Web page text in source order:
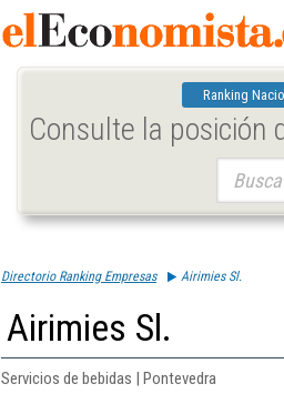
Ranking
Consulte la posición
Directorio Ranking Empresas Airimies Sl.
Airimies Sl.
Servicios de bebidas | Pontevedra